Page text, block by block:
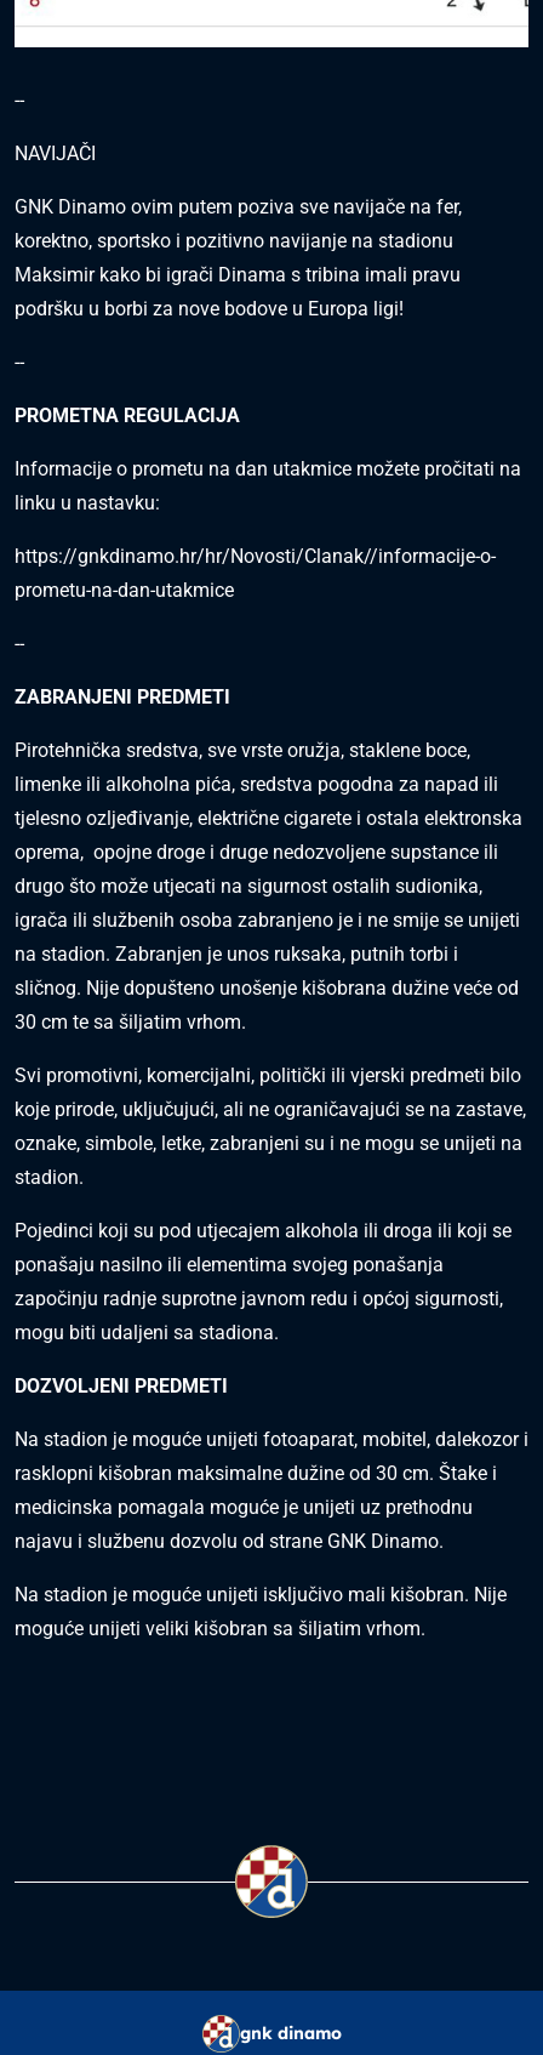
--
NAVIJAČI
GNK Dinamo ovim putem poziva sve navijače na fer,
korektno, sportsko i pozitivno navijanje na stadionu
Maksimir kako bi igrači Dinama s tribina imali pravu
podršku u borbi za nove bodove u Europa ligi!
--
PROMETNA REGULACIJA
Informacije o prometu na dan utakmice možete pročitati na
linku u nastavku:
https://gnkdinamo.hr/hr/Novosti/Clanak//informacije-o-
prometu-na-dan-utakmice
--
ZABRANJENI PREDMETI
Pirotehnička sredstva, sve vrste oružja, staklene boce,
limenke ili alkoholna pića, sredstva pogodna za napad ili
tjelesno ozljeđivanje, električne cigarete i ostala elektronska
oprema, opojne droge i druge nedozvoljene supstance ili
drugo što može utjecati na sigurnost ostalih sudionika,
igrača ili službenih osoba zabranjeno je i ne smije se unijeti
na stadion. Zabranjen je unos ruksaka, putnih torbi i
sličnog. Nije dopušteno unošenje kišobrana dužine veće od
30 cm te sa šiljatim vrhom.
Svi promotivni, komercijalni, politički ili vjerski predmeti bilo
koje prirode, uključujući, ali ne ograničavajući se na zastave,
oznake, simbole, letke, zabranjeni su i ne mogu se unijeti na
stadion.
Pojedinci koji su pod utjecajem alkohola ili droga ili koji se
ponašaju nasilno ili elementima svojeg ponašanja
započinju radnje suprotne javnom redu i općoj sigurnosti,
mogu biti udaljeni sa stadiona.
DOZVOLJENI PREDMETI
Na stadion je moguće unijeti fotoaparat, mobitel, dalekozor i
rasklopni kišobran maksimalne dužine od 30 cm. Štake i
medicinska pomagala moguće je unijeti uz prethodnu
najavu i službenu dozvolu od strane GNK Dinamo.
Na stadion je moguće unijeti isključivo mali kišobran. Nije
moguće unijeti veliki kišobran sa šiljatim vrhom.
gnk dinamo